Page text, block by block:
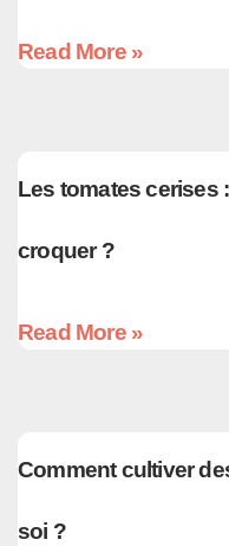
Read More »
Les tomates cerises
croquer ?
Read More »
Comment cultiver
soi ?